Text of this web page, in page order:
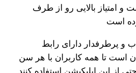
و امتیاز بالایی رو از طرف
است
و پرطرفدار دارای رابط
است تا همه کاربران با هر سن